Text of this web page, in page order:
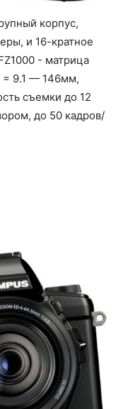
корпус,
и 16-кратное
- матрица
= 9.1 — 146мм,
съемки до 12
до 50 кадров/